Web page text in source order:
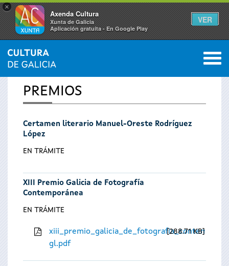
×
Axenda Cultura
Xunta de Galicia
Aplicación gratuíta - En Google Play
VER
Se
encuentra
usted
aquí
INICIO 0
PREMIOS
Certamen literario Manuel-Oreste Rodríguez
López
EN TRÁMITE
XIII Premio Galicia de Fotografía
Contemporánea
EN TRÁMITE
gl.pdf
288.71 KB